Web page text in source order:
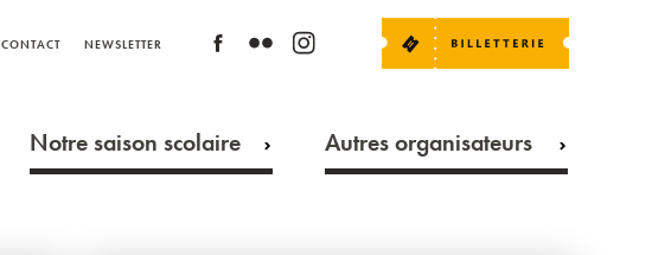
CONTACT NEWSLETTER
Notre saison scolaire Autres organisateurs